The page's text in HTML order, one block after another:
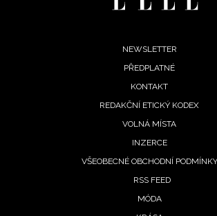
NEWSLETTER
PŘEDPLATNÉ
KONTAKT
REDAKČNÍ ETICKÝ KODEX
VOLNÁ MÍSTA
INZERCE
VŠEOBECNÉ OBCHODNÍ PODMÍNKY
RSS FEED
MÓDA